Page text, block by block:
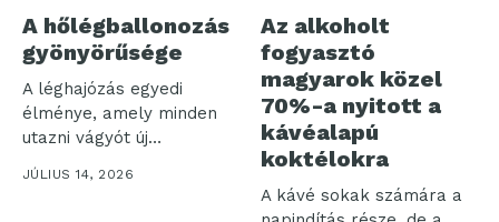
A hőlégballonozás
gyönyörűsége
A léghajózás egyedi
élménye, amely minden
utazni vágyót új
tapasztalatokkal
gazdagít. Ebben...
JÚLIUS 14, 2026
Az alkoholt
fogyasztó
magyarok közel
70%-a nyitott a
kávéalapú
koktélokra
A kávé sokak számára a